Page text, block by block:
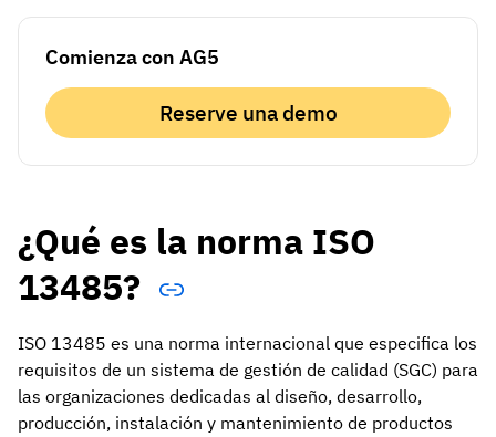
Comienza con AG5
Reserve una demo
¿Qué es la norma ISO
13485?
ISO 13485 es una norma internacional que especifica los
requisitos de un sistema de gestión de calidad (SGC) para
las organizaciones dedicadas al diseño, desarrollo,
producción, instalación y mantenimiento de productos